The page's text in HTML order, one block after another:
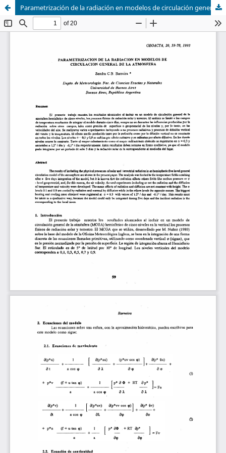
Parametrización de la radiación en modelos de circulación general de la atmosfera